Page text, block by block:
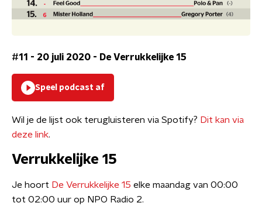
#11 - 20 juli 2020 - De Verrukkelijke 15
Speel podcast af
Wil je de lijst ook terugluisteren via Spotify? Dit kan via
deze link.
Verrukkelijke 15
Je hoort De Verrukkelijke 15 elke maandag van 00:00
tot 02:00 uur op NPO Radio 2.